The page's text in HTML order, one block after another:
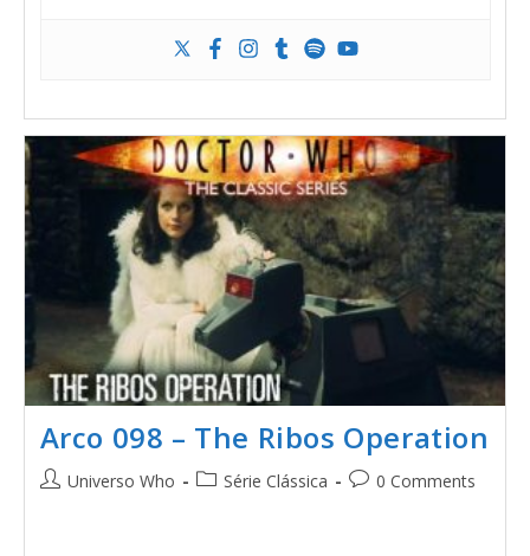
Arco 098 – The Ribos Operation
Universo Who Série Clássica 0 Comments